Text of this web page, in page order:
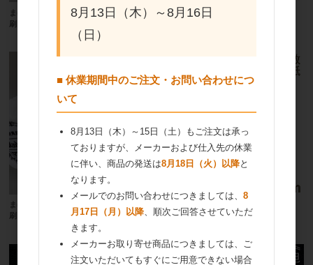
まほろば マドレーヌグラシン7号（印
刷） 1000枚
デコレーションケーキ敷紙（18cm用）
まほろば マドレーヌグラシン8号（印
刷） 1000枚
20枚
8月13日（木）～8月16日
（日）
■ 休業期間中のご注文・お問い合わせにつ
いて
8月13日（木）～15日（土）もご注文は承っ
ておりますが、メーカーおよび仕入先の休業
に伴い、商品の発送は8月18日（火）以降と
なります。
メールでのお問い合わせにつきましては、 8
月17日（月）以降、順次ご回答させていただ
きます。
メーカーお取り寄せ商品につきましては、ご
注文いただいてもすぐにご用意できない場合